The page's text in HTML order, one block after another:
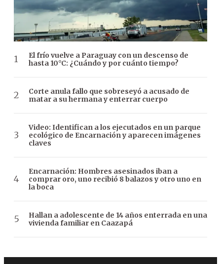
El frío vuelve a Paraguay con un descenso de
hasta 10°C: ¿Cuándo y por cuánto tiempo?
Corte anula fallo que sobreseyó a acusado de
matar a su hermana y enterrar cuerpo
Video: Identifican a los ejecutados en un parque
ecológico de Encarnación y aparecen imágenes
claves
Encarnación: Hombres asesinados iban a
comprar oro, uno recibió 8 balazos y otro uno en
la boca
Hallan a adolescente de 14 años enterrada en una
vivienda familiar en Caazapá